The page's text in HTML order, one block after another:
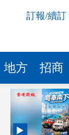
訂報/續訂
地方 招商